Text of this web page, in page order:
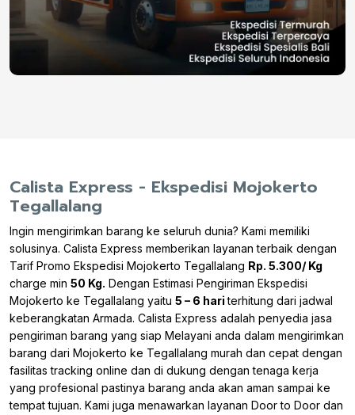
Calista Express - Ekspedisi Mojokerto
Tegallalang
Ingin mengirimkan barang ke seluruh dunia? Kami memiliki
solusinya. Calista Express memberikan layanan terbaik dengan
Tarif Promo Ekspedisi Mojokerto Tegallalang Rp. 5.300/ Kg
charge min 50 Kg. Dengan Estimasi Pengiriman Ekspedisi
Mojokerto ke Tegallalang yaitu 5 – 6 hariterhitung dari jadwal
keberangkatan Armada. Calista Express adalah penyedia jasa
pengiriman barang yang siap Melayani anda dalam mengirimkan
barang dari Mojokerto ke Tegallalang murah dan cepat dengan
fasilitas tracking online dan di dukung dengan tenaga kerja
yang profesional pastinya barang anda akan aman sampai ke
tempat tujuan. Kami juga menawarkan layanan Door to Door dan